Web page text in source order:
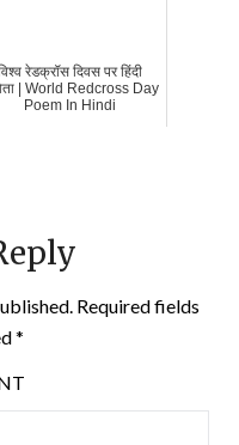
रेडक्रॉस दिवस पर हिंदी
| World Redcross Day
Poem In Hindi
Required fields
*